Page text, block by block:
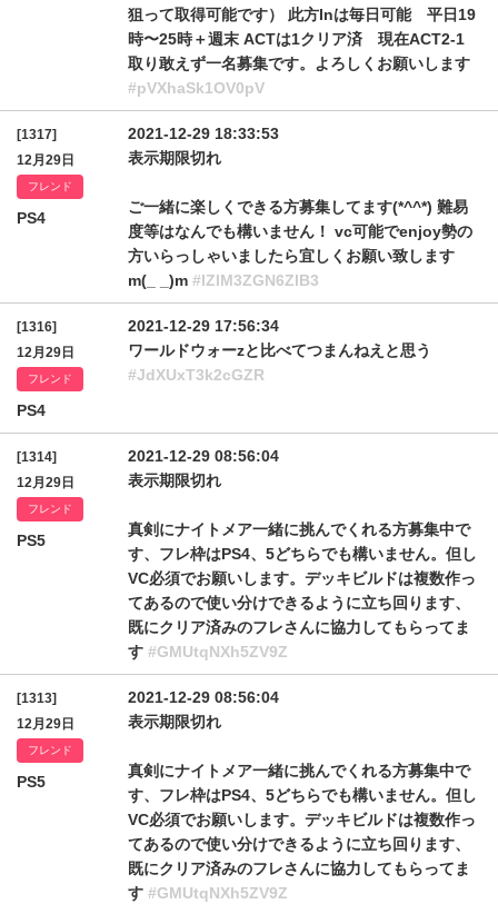
狙って取得可能です） 此方Inは毎日可能 平日19
時〜25時＋週末 ACTは1クリア済 現在ACT2-1
取り敢えず一名募集です。よろしくお願いします
#pVXhaSk1OV0pV
[1317]
12月29日
フレンド
PS4
2021-12-29 18:33:53
表示期限切れ
ご一緒に楽しくできる方募集してます(*^^*) 難易
度等はなんでも構いません！ vc可能でenjoy勢の
方いらっしゃいましたら宜しくお願い致します
m(_ _)m #lZlM3ZGN6ZlB3
[1316]
12月29日
フレンド
PS4
2021-12-29 17:56:34
ワールドウォーzと比べてつまんねえと思う
#JdXUxT3k2cGZR
[1314]
12月29日
フレンド
PS5
2021-12-29 08:56:04
表示期限切れ
真剣にナイトメア一緒に挑んでくれる方募集中で
す、フレ枠はPS4、5どちらでも構いません。但し
VC必須でお願いします。デッキビルドは複数作っ
てあるので使い分けできるように立ち回ります、
既にクリア済みのフレさんに協力してもらってま
す #GMUtqNXh5ZV9Z
[1313]
12月29日
フレンド
PS5
2021-12-29 08:56:04
表示期限切れ
真剣にナイトメア一緒に挑んでくれる方募集中で
す、フレ枠はPS4、5どちらでも構いません。但し
VC必須でお願いします。デッキビルドは複数作っ
てあるので使い分けできるように立ち回ります、
既にクリア済みのフレさんに協力してもらってま
す #GMUtqNXh5ZV9Z